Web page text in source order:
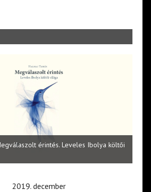
érintés. Leveles Ibolya költői
2019. december